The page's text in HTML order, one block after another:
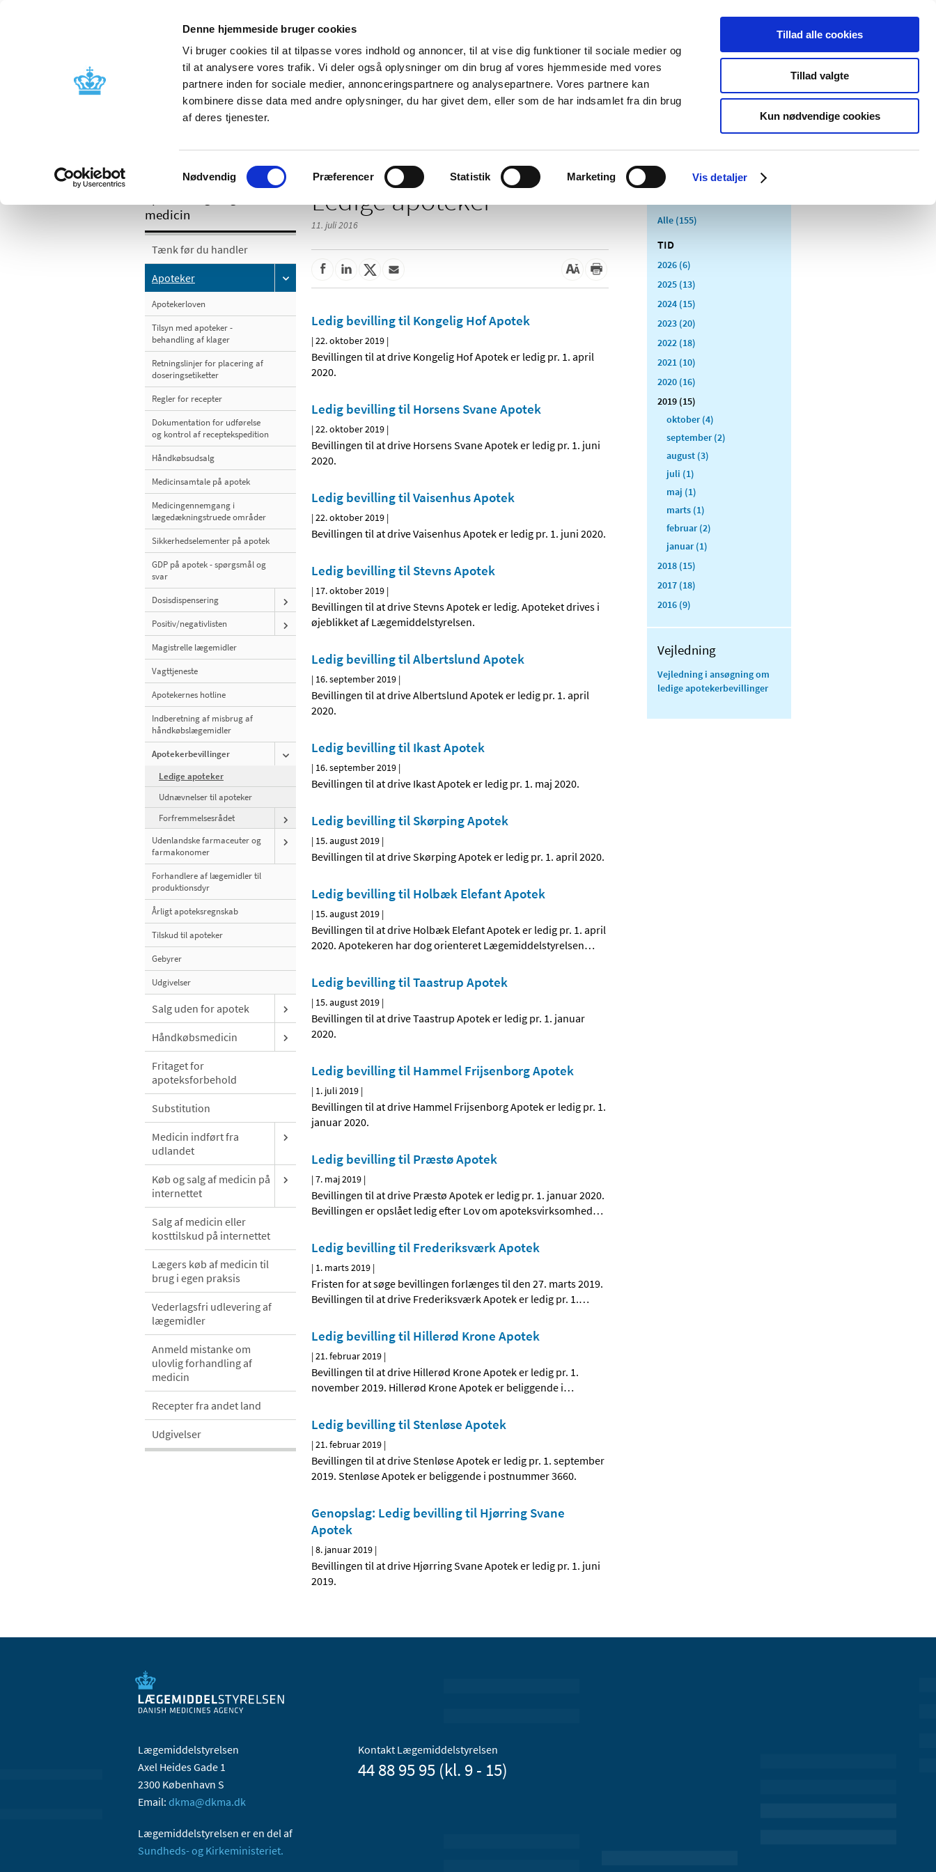
Denne hjemmeside bruger cookies
Vi bruger cookies til at tilpasse vores indhold og annoncer, til at vise dig funktioner til sociale medier og
til at analysere vores trafik. Vi deler også oplysninger om din brug af vores hjemmeside med vores
partnere inden for sociale medier, annonceringspartnere og analysepartnere. Vores partnere kan
kombinere disse data med andre oplysninger, du har givet dem, eller som de har indsamlet fra din brug
af deres tjenester.
Samtykkevalg
Nødvendig Præferencer Statistik Marketing Vis detaljer
Tillad alle cookies
Tillad valgte
Kun nødvendige cookies
Nyheder Om os Kontakt Udgivelser
Godkendelse og
Bivirkninger og
produktinformation
Tilskud og
Apoteker og salg af
Medicinsk
Særlige
produktområder
medicin
Tænk før du handler
Apoteker
Apotekerloven
Tilsyn med apoteker -
behandling af klager
Retningslinjer for placering af
doseringsetiketter
Regler for recepter
Dokumentation for udførelse
og kontrol af receptekspedition
Håndkøbsudsalg
Medicinsamtale på apotek
Medicingennemgang i
lægedækningstruede områder
Sikkerhedselementer på apotek
GDP på apotek - spørgsmål og
svar
Dosisdispensering
Positiv/negativlisten
Magistrelle lægemidler
Vagttjeneste
Apotekernes hotline
Indberetning af misbrug af
håndkøbslægemidler
Apotekerbevillinger
Ledige apoteker
Udnævnelser til apoteker
Forfremmelsesrådet
Udenlandske farmaceuter og
farmakonomer
Forhandlere af lægemidler til
produktionsdyr
Årligt apoteksregnskab
Tilskud til apoteker
Gebyrer
Udgivelser
Salg uden for apotek
Håndkøbsmedicin
Fritaget for
apoteksforbehold
Substitution
Medicin indført fra
udlandet
Køb og salg af medicin på
internettet
Salg af medicin eller
kosttilskud på internettet
Lægers køb af medicin til
brug i egen praksis
Vederlagsfri udlevering af
lægemidler
Anmeld mistanke om
ulovlig forhandling af
medicin
Recepter fra andet land
Udgivelser
Ledige apoteker
11. juli 2016
Ledig bevilling til Kongelig Hof Apotek
|22. oktober 2019 |
Bevillingen til at drive Kongelig Hof Apotek er ledig pr. 1. april
2020.
Ledig bevilling til Horsens Svane Apotek
|22. oktober 2019 |
Bevillingen til at drive Horsens Svane Apotek er ledig pr. 1. juni
2020.
Ledig bevilling til Vaisenhus Apotek
|22. oktober 2019 |
Bevillingen til at drive Vaisenhus Apotek er ledig pr. 1. juni 2020.
Ledig bevilling til Stevns Apotek
| 17. oktober 2019 |
Bevillingen til at drive Stevns Apotek er ledig. Apoteket drives i
øjeblikket af Lægemiddelstyrelsen.
Ledig bevilling til Albertslund Apotek
| 16. september 2019 |
Bevillingen til at drive Albertslund Apotek er ledig pr. 1. april
2020.
Ledig bevilling til Ikast Apotek
| 16. september 2019 |
Bevillingen til at drive Ikast Apotek er ledig pr. 1. maj 2020.
Ledig bevilling til Skørping Apotek
| 15. august 2019 |
Bevillingen til at drive Skørping Apotek er ledig pr. 1. april 2020.
Ledig bevilling til Holbæk Elefant Apotek
| 15. august 2019 |
Bevillingen til at drive Holbæk Elefant Apotek er ledig pr. 1. april
2020. Apotekeren har dog orienteret Lægemiddelstyrelsen…
Ledig bevilling til Taastrup Apotek
| 15. august 2019 |
Bevillingen til at drive Taastrup Apotek er ledig pr. 1. januar
2020.
Ledig bevilling til Hammel Frijsenborg Apotek
| 1. juli 2019 |
Bevillingen til at drive Hammel Frijsenborg Apotek er ledig pr. 1.
januar 2020.
Ledig bevilling til Præstø Apotek
|7. maj 2019 |
Bevillingen til at drive Præstø Apotek er ledig pr. 1. januar 2020.
Bevillingen er opslået ledig efter Lov om apoteksvirksomhed…
Ledig bevilling til Frederiksværk Apotek
| 1. marts 2019 |
Fristen for at søge bevillingen forlænges til den 27. marts 2019.
Bevillingen til at drive Frederiksværk Apotek er ledig pr. 1.…
Ledig bevilling til Hillerød Krone Apotek
|21. februar 2019 |
Bevillingen til at drive Hillerød Krone Apotek er ledig pr. 1.
november 2019. Hillerød Krone Apotek er beliggende i…
Ledig bevilling til Stenløse Apotek
|21. februar 2019 |
Bevillingen til at drive Stenløse Apotek er ledig pr. 1. september
2019. Stenløse Apotek er beliggende i postnummer 3660.
Genopslag: Ledig bevilling til Hjørring Svane
Apotek
|8. januar 2019 |
Bevillingen til at drive Hjørring Svane Apotek er ledig pr. 1. juni
2019.
Alle (155)
TID
2026 (6)
2025 (13)
2024 (15)
2023 (20)
2022 (18)
2021 (10)
2020 (16)
2019 (15)
oktober (4)
september (2)
august (3)
juli (1)
maj (1)
marts (1)
februar (2)
januar (1)
2018 (15)
2017 (18)
2016 (9)
Vejledning
Vejledning i ansøgning om
ledige apotekerbevillinger
Lægemiddelstyrelsen
Axel Heides Gade 1
2300 København S
Email: dkma@dkma.dk
Lægemiddelstyrelsen er en del af
Sundheds- og Kirkeministeriet.
Kontakt Lægemiddelstyrelsen
44 88 95 95 (kl. 9 - 15)